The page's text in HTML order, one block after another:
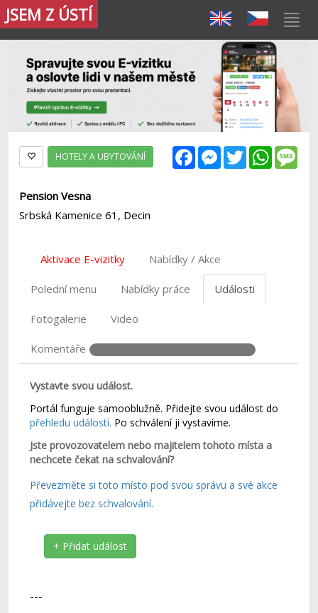
JSEM Z ÚSTÍ
FacebookMessenger
Twitter
HOTELY A UBYTOVÁNÍ
Pension Vesna
Srbská Kamenice 61, Decin
Aktivace E-vizitky Nabídky / Akce
Polední menu Nabídky práce Události
Fotogalerie Video
Komentáře
Vystavte svou událost.
Portál funguje samooblužně. Přidejte svou událost do
přehledu událostí. Po schválení ji vystavíme.
Jste provozovatelem nebo majitelem tohoto místa a
nechcete čekat na schvalování?
Převezměte si toto místo pod svou správu a své akce
přidávejte bez schvalování.
+ Přidat událost
---